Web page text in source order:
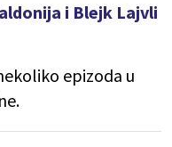
i Blejk Lajvli
epizoda u